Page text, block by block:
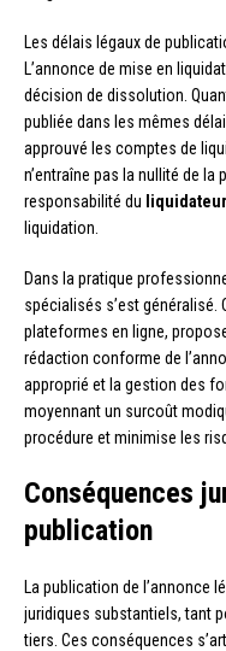
Les délais légaux de
L’annonce de mise en
décision de dissolution.
publiée dans les mêmes
approuvé les comptes de
n’entraîne pas la nullité de la
responsabilité du liquidateur
liquidation.
Dans la pratique
spécialisés s’est généralisé.
plateformes en ligne,
rédaction conforme de
approprié et la gestion des
moyennant un surcoût
procédure et minimise les
Conséquences
publication
La publication de l’annonce
juridiques substantiels, tant
tiers. Ces conséquences